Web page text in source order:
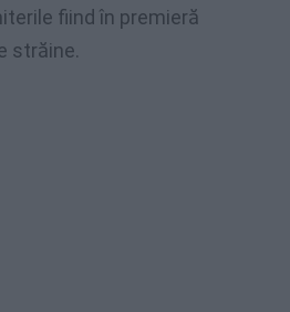
fiind în premieră
străine.